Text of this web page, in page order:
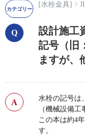
[水栓金具]
設計施工
記号（旧
ますが、
水栓の記号は
（機械設備
この本は約4
す。